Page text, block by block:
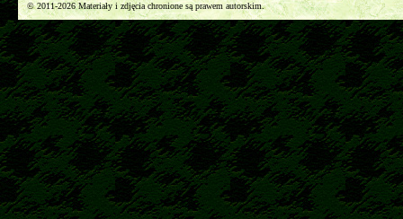
© 2011-2026 Materiały i zdjęcia chronione są prawem autorskim.